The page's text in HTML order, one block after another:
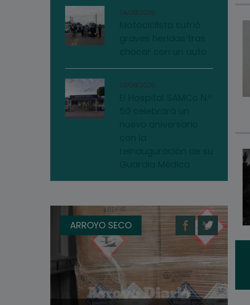
04/08/2026
03/08/2026
ARROYO SECO